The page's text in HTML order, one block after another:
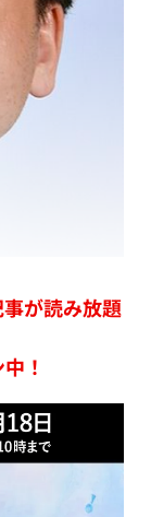
が読み放題
！